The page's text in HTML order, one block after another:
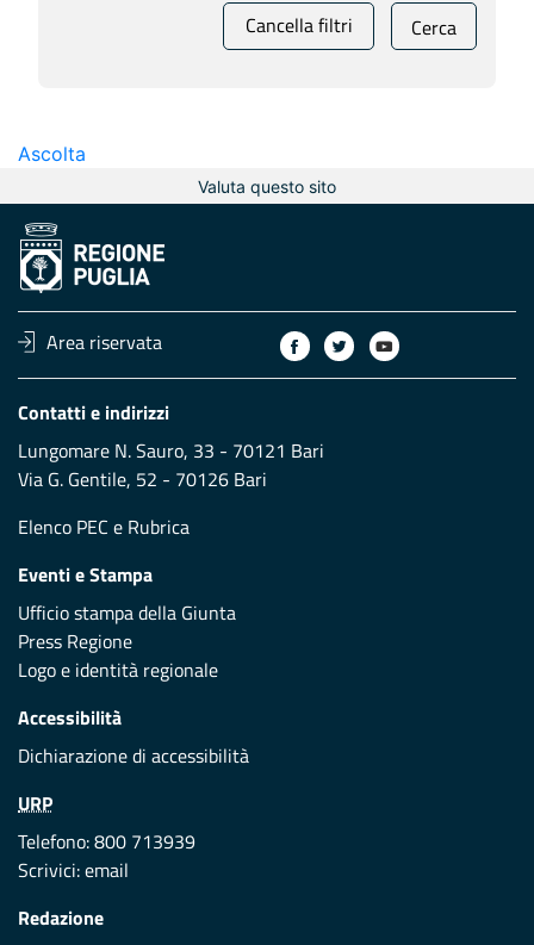
Cancella filtri Cerca
Ascolta
Valuta questo sito
Area riservata
Contatti e indirizzi
Lungomare N. Sauro, 33 - 70121 Bari
Via G. Gentile, 52 - 70126 Bari
Elenco PEC e Rubrica
Eventi e Stampa
Ufficio stampa della Giunta
Press Regione
Logo e identità regionale
Accessibilità
Dichiarazione di accessibilità
URP
Telefono: 800 713939
Scrivici:email
Redazione